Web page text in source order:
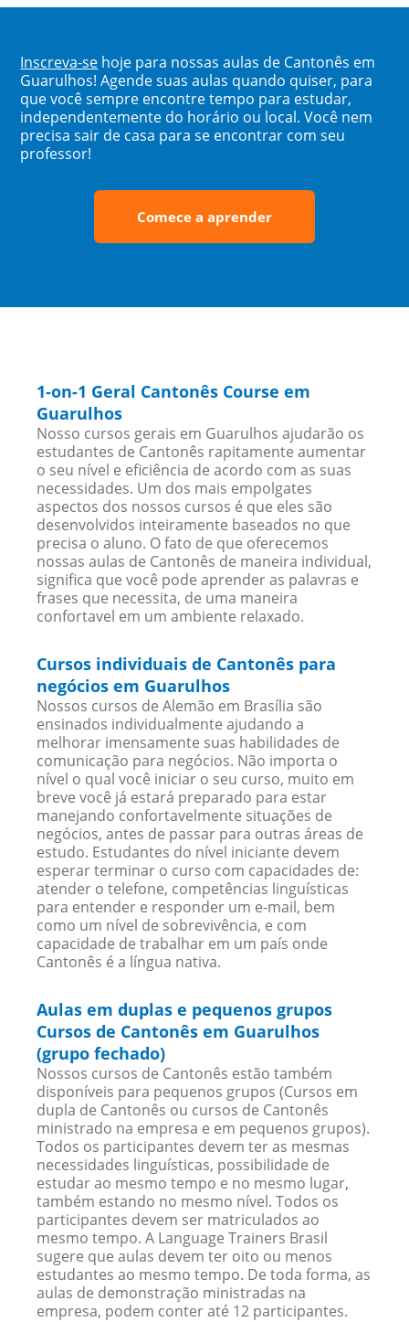
Inscreva-se hoje para nossas aulas de Cantonês em
Guarulhos! Agende suas aulas quando quiser, para
que você sempre encontre tempo para estudar,
independentemente do horário ou local. Você nem
precisa sair de casa para se encontrar com seu
professor!
Comece a aprender
1-on-1 Geral Cantonês Course em
Guarulhos
Nosso cursos gerais em Guarulhos ajudarão os
estudantes de Cantonês rapitamente aumentar
o seu nível e eficiência de acordo com as suas
necessidades. Um dos mais empolgates
aspectos dos nossos cursos é que eles são
desenvolvidos inteiramente baseados no que
precisa o aluno. O fato de que oferecemos
nossas aulas de Cantonês de maneira individual,
significa que você pode aprender as palavras e
frases que necessita, de uma maneira
confortavel em um ambiente relaxado.
Cursos individuais de Cantonês para
negócios em Guarulhos
Nossos cursos de Alemão em Brasília são
ensinados individualmente ajudando a
melhorar imensamente suas habilidades de
comunicação para negócios. Não importa o
nível o qual você iniciar o seu curso, muito em
breve você já estará preparado para estar
manejando confortavelmente situações de
negócios, antes de passar para outras áreas de
estudo. Estudantes do nível iniciante devem
esperar terminar o curso com capacidades de:
atender o telefone, competências linguísticas
para entender e responder um e-mail, bem
como um nível de sobrevivência, e com
capacidade de trabalhar em um país onde
Cantonês é a língua nativa.
Aulas em duplas e pequenos grupos
Cursos de Cantonês em Guarulhos
(grupo fechado)
Nossos cursos de Cantonês estão também
disponíveis para pequenos grupos (Cursos em
dupla de Cantonês ou cursos de Cantonês
ministrado na empresa e em pequenos grupos).
Todos os participantes devem ter as mesmas
necessidades linguísticas, possibilidade de
estudar ao mesmo tempo e no mesmo lugar,
também estando no mesmo nível. Todos os
participantes devem ser matriculados ao
mesmo tempo. A Language Trainers Brasil
sugere que aulas devem ter oito ou menos
estudantes ao mesmo tempo. De toda forma, as
aulas de demonstração ministradas na
empresa, podem conter até 12 participantes.